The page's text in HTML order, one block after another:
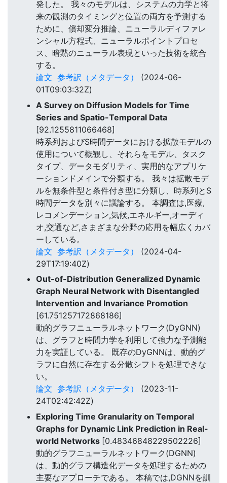
発した。 我々のモデルは、システムの力学と将
来の観測のタイミングと位置の両方を予測する
ために、償却変分推論、ニューラルディファレ
ンシャル方程式、ニューラルポイントプロセ
ス、暗黙のニューラル表現といった技術を統合
する。
論文 参考訳（メタデータ）
(2024-06-
01T09:03:32Z)
A Survey on Diffusion Models for Time
Series and Spatio-Temporal Data
[92.1255811066468]
時系列およびS時間データにおける拡散モデルの
使用について概観し、それらをモデル、タスク
タイプ、データモダリティ、実用的なアプリケ
ーションドメインで分類する。 我々は拡散モデ
ルを無条件型と条件付き型に分類し、時系列とS
時間データを別々に議論する。 本調査は,医療,
レコメンデーション,気候,エネルギー,オーディ
オ,交通など,さまざまな分野の応用を幅広くカバ
ーしている。
論文 参考訳（メタデータ）
(2024-04-
29T17:19:40Z)
Out-of-Distribution Generalized Dynamic
Graph Neural Network with Disentangled
Intervention and Invariance Promotion
[61.751257172868186]
動的グラフニューラルネットワーク(DyGNN)
は、グラフと時間力学を利用して強力な予測能
力を実証している。 既存のDyGNNは、動的グ
ラフに自然に存在する分散シフトを処理できな
い。
論文 参考訳（メタデータ）
(2023-11-
24T02:42:42Z)
Exploring Time Granularity on Temporal
Graphs for Dynamic Link Prediction in Real-
world Networks [0.48346848229502226]
動的グラフニューラルネットワーク(DGNN)
は、動的グラフ構造化データを処理するための
主要なアプローチである。 本稿では,DGNNを訓